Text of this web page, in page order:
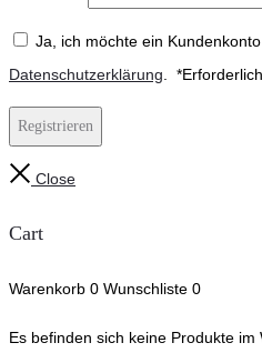
Ja, ich möchte ein
Datenschutzerklärung. *Erforderlich
Registrieren
Close
Cart
Warenkorb 0 Wunschliste 0
Es befinden sich keine Produkte im